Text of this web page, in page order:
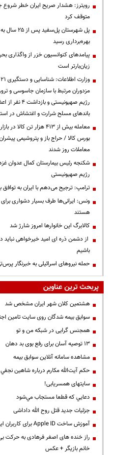
رویترز: هشدار صریح ایران خطر شروع
متوقف کرد
پل شهرستان پل‌سفید
بهره‌برداری رسید
پیامدهای کنوانسیون خزر از واگذاری
زیان‌بارتر است
مزدوران مرتبط با سازمان جاسوسی و
رژیم صهیونیستی و بازداشت
باندهای مسلح شرارت و اغتشاش در
معامله بیش از ۴۱۳ هزار تن کالا
بورس کالا / حراج باز و پتروشیمی
معاملات روز شدند
شکنجه رئیس بیمارستان کمال عدوان
رژیم صهیونیستی
ترامپ: ترجیح می‌دهم با ایران به توافق
ونس: ایرانی‌ها طرف بسیار دشواری برای
هستند
کالابرگ این خانوارها امروز شارژ شد
از دشمن ذره ای امید خیرخواهی نباید
باشیم
حمله نیروهای اسرائیلی به خبرنگار
پربحث ترین عناوین
هشتمین کلان شهر ایران مشخص شد
سوابق بیمه شدگان روی سایت تامین
همجنس گرایی در شبکه من و تو
13 توصیه آسان برای رفع بوی بد دهان
مشاهده سامانه آنلاين سوابق بیمه
حكم آيت‌الله مكارم درباره شاهين نجفي
سایتهای همسریابی!
دعايي كه قطعا مستجاب مي‌شود
جزئیات جدید قتل روح الله داداشی
آموزش ساخت Apple ID برای کاربران ایرانی
راز خنده های اصغر فرهادی به حرکت
خانم بازیگر + عکس